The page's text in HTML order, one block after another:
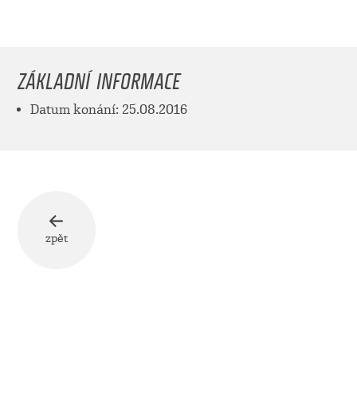
ZÁKLADNÍ INFORMACE
Datum konání: 25.08.2016
zpět